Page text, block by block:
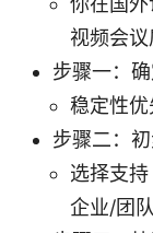
视频会议
步骤一：
稳定性
步骤二：
选择支
企业/团